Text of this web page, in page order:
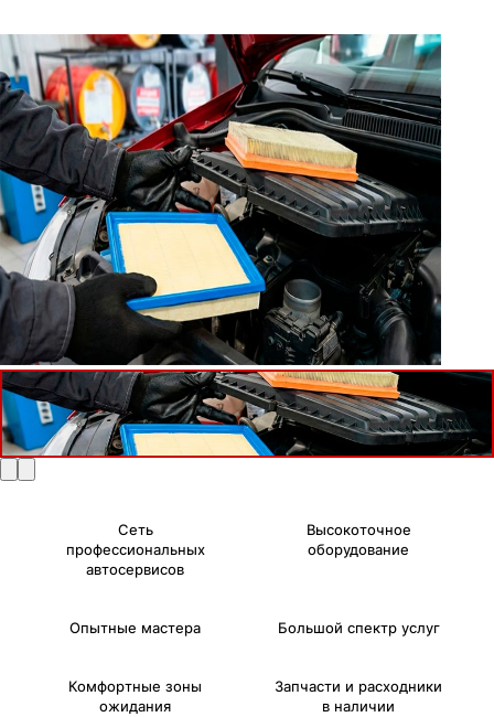
Сеть
профессиональных
автосервисов
Высокоточное
оборудование
Опытные мастера Большой спектр услуг
Комфортные зоны
ожидания
Запчасти и расходники
в наличии